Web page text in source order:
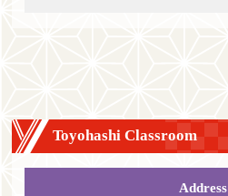
Toyohashi Classroom
Address